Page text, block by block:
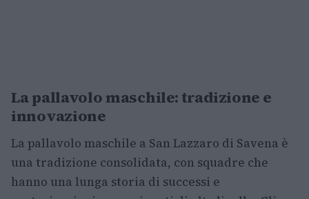
La pallavolo maschile: tradizione e
innovazione
La pallavolo maschile a San Lazzaro di Savena è
una tradizione consolidata, con squadre che
hanno una lunga storia di successi e